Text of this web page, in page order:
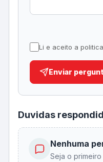
Li e aceito a
Enviar
Duvidas
Nenhuma
Seja o